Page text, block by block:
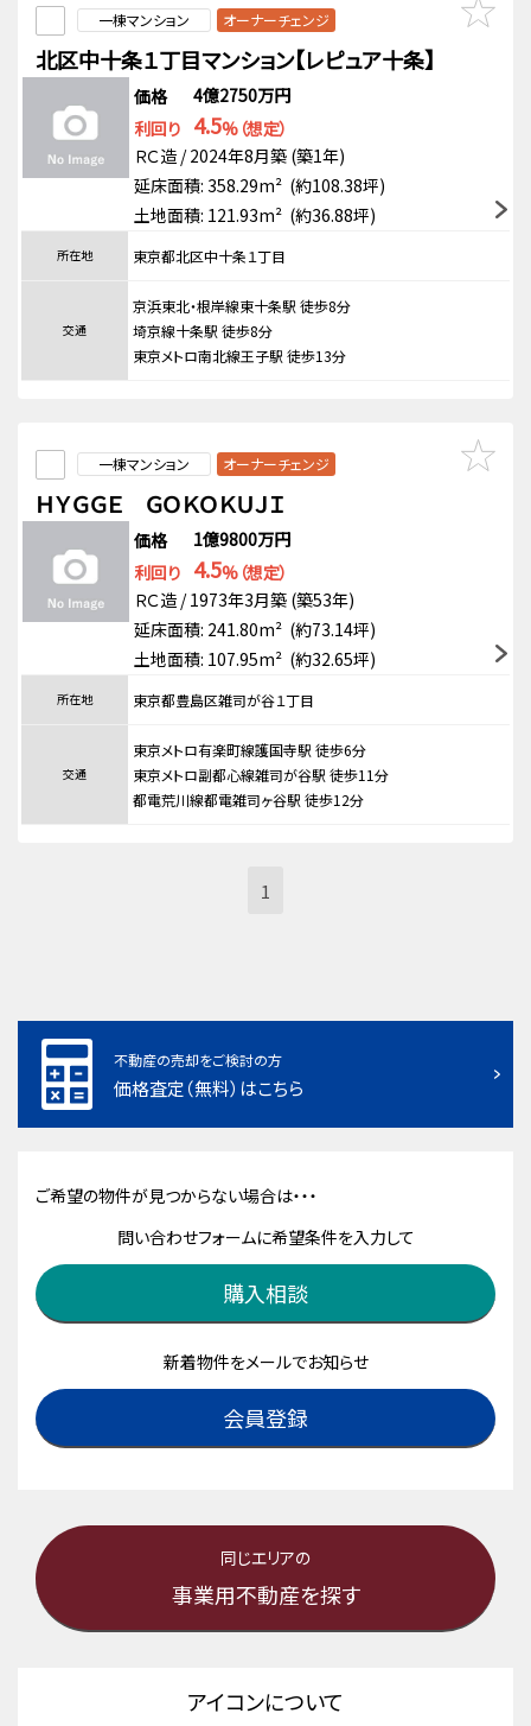
一棟マンション オーナーチェンジ
北区中十条１丁目マンション【レピュア十条】
価格
4億2750万円
利回り 4.5%（想定）
ＲＣ造 / 2024年8月築 (築1年)
延床面積: 358.29m² (約108.38坪)
土地面積: 121.93m² (約36.88坪)
所在地 東京都北区中十条１丁目
交通
京浜東北・根岸線東十条駅 徒歩8分
埼京線十条駅 徒歩8分
東京メトロ南北線王子駅 徒歩13分
一棟マンション オーナーチェンジ
ＨＹＧＧＥ ＧＯＫＯＫＵＪＩ
価格
1億9800万円
利回り 4.5%（想定）
ＲＣ造 / 1973年3月築 (築53年)
延床面積: 241.80m² (約73.14坪)
土地面積: 107.95m² (約32.65坪)
所在地 東京都豊島区雑司が谷１丁目
交通
東京メトロ有楽町線護国寺駅 徒歩6分
東京メトロ副都心線雑司が谷駅 徒歩11分
都電荒川線都電雑司ヶ谷駅 徒歩12分
1
不動産の売却をご検討の方
価格査定（無料）はこちら
ご希望の物件が見つからない場合は・・・
問い合わせフォームに希望条件を入力して
購入相談
新着物件をメールでお知らせ
会員登録
同じエリアの
事業用不動産を探す
アイコンについて